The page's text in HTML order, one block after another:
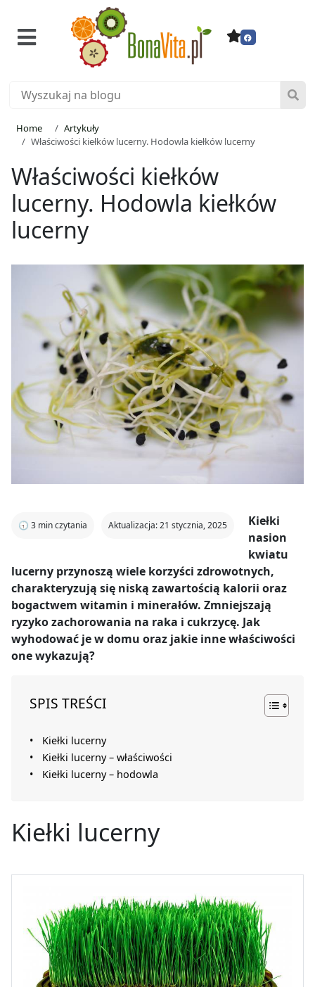
Home
Artykuły
Właściwości kiełków lucerny. Hodowla kiełków lucerny
Właściwości kiełków
lucerny. Hodowla kiełków
lucerny
🕣 3 min czytania Aktualizacja: 21 stycznia, 2025
Kiełki
nasion
kwiatu
lucerny przynoszą wiele korzyści zdrowotnych,
charakteryzują się niską zawartością kalorii oraz
bogactwem witamin i minerałów. Zmniejszają
ryzyko zachorowania na raka i cukrzycę. Jak
wyhodować je w domu oraz jakie inne właściwości
one wykazują?
SPIS TREŚCI
Kiełki lucerny
Kiełki lucerny – właściwości
Kiełki lucerny – hodowla
Kiełki lucerny